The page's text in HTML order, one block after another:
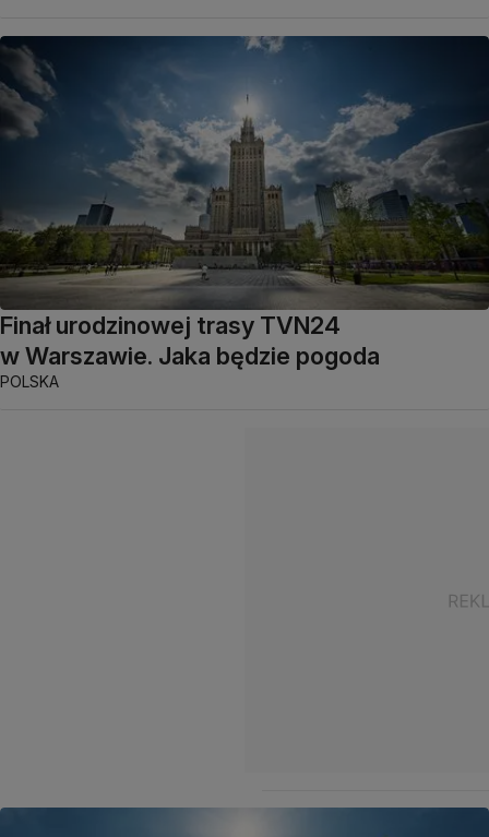
Finał urodzinowej trasy TVN24
w Warszawie. Jaka będzie pogoda
POLSKA